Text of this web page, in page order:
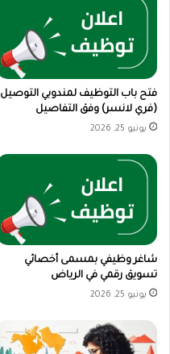
فتح باب التوظيف لمندوبي التوصيل
(فري لانسر) وفق التفاصيل
يونيو 25, 2026
شاغر وظيفي بمسمى أخصائي
تسويق رقمي في الرياض
يونيو 25, 2026